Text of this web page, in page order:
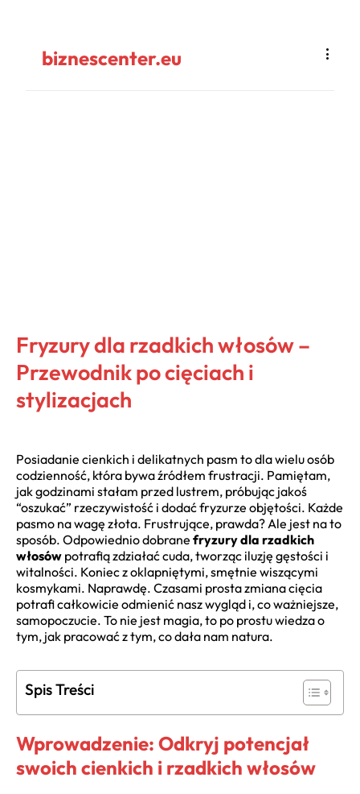
biznescenter.eu
Fryzury dla rzadkich włosów –
Przewodnik po cięciach i
stylizacjach
Posiadanie cienkich i delikatnych pasm to dla wielu osób
codzienność, która bywa źródłem frustracji. Pamiętam,
jak godzinami stałam przed lustrem, próbując jakoś
“oszukać” rzeczywistość i dodać fryzurze objętości. Każde
pasmo na wagę złota. Frustrujące, prawda? Ale jest na to
sposób. Odpowiednio dobrane fryzury dla rzadkich
włosów potrafią zdziałać cuda, tworząc iluzję gęstości i
witalności. Koniec z oklapniętymi, smętnie wiszącymi
kosmykami. Naprawdę. Czasami prosta zmiana cięcia
potrafi całkowicie odmienić nasz wygląd i, co ważniejsze,
samopoczucie. To nie jest magia, to po prostu wiedza o
tym, jak pracować z tym, co dała nam natura.
Spis Treści
Wprowadzenie: Odkryj potencjał
swoich cienkich i rzadkich włosów